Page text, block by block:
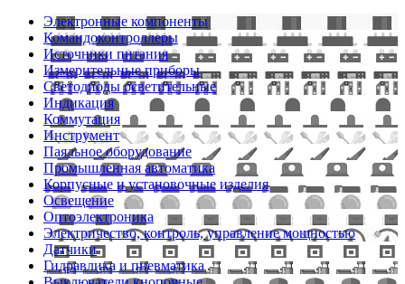
Электронные компоненты
Командоконтроллеры
Источники питания
Измерительные приборы
Светодиоды осветительные
Индикация
Коммутация
Инструмент
Паяльное оборудование
Промышленная автоматика
Корпусные и установочные изделия
Освещение
Оптоэлектроника
Электричество, контроль, управление мощностью
Датчики
Гидравлика и пневматика